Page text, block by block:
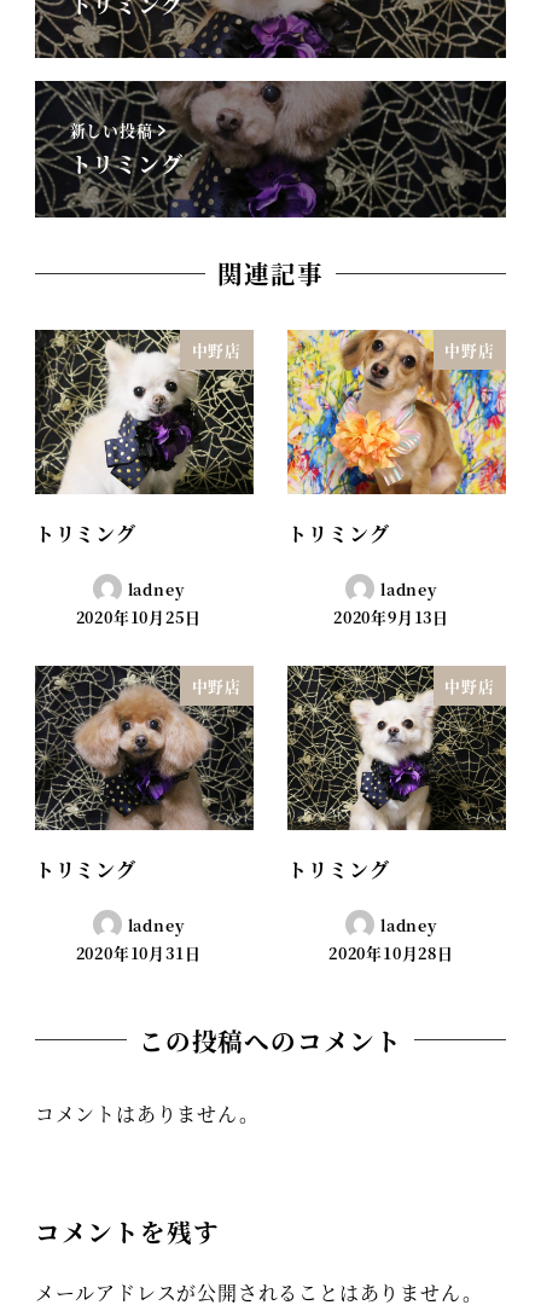
新しい投稿
トリミング
関連記事
中野店
トリミング
ladney
2020年10月25日
中野店
トリミング
ladney
2020年9月13日
中野店
トリミング
ladney
2020年10月31日
中野店
トリミング
ladney
2020年10月28日
この投稿へのコメント
コメントはありません。
コメントを残す
メールアドレスが公開されることはありません。